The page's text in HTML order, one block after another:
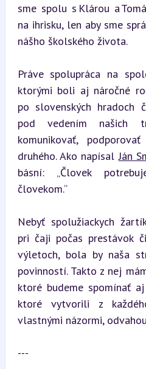
sme spolu s Klárou a
na ihrisku, len aby sme
nášho školského života.
Práve spolupráca na
ktorými boli aj náročné
po slovenských hradoch
pod vedením našich
komunikovať,
druhého. Ako napísal Ján
básní: „Človek
človekom.“
Nebyť spolužiackych
pri čaji počas prestávok
výletoch, bola by naša
povinností. Takto z nej
ktoré budeme spomínať
ktoré vytvorili z
vlastnými názormi,
---